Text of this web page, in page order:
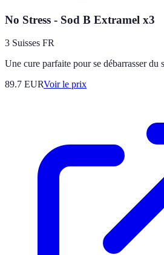
No Stress - Sod B Extramel x3
3 Suisses FR
Une cure parfaite pour se débarrasser du
89.7 EURVoir le prix